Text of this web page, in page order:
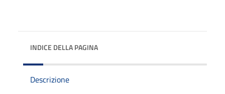
INDICE DELLA PAGINA
Descrizione